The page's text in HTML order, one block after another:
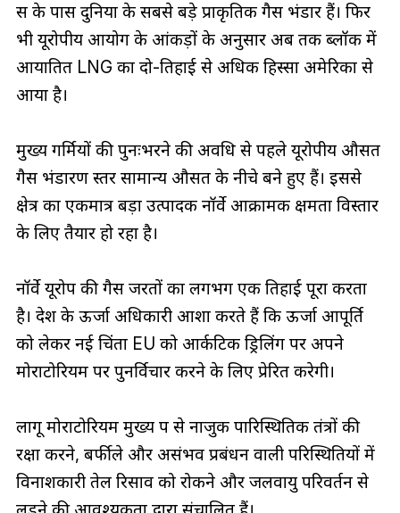
रूस के पास दुनिया के सबसे बड़े प्राकृतिक गैस भंडार हैं। फिर
भी यूरोपीय आयोग के आंकड़ों के अनुसार अब तक ब्लॉक में
आयातित LNG का दो-तिहाई से अधिक हिस्सा अमेरिका से
आया है।
मुख्य गर्मियों की पुनःभरने की अवधि से पहले यूरोपीय औसत
गैस भंडारण स्तर सामान्य औसत के नीचे बने हुए हैं। इससे
क्षेत्र का एकमात्र बड़ा उत्पादक नॉर्वे आक्रामक क्षमता विस्तार
के लिए तैयार हो रहा है।
नॉर्वे यूरोप की गैस जरूरतों का लगभग एक तिहाई पूरा करता
है। देश के ऊर्जा अधिकारी आशा करते हैं कि ऊर्जा आपूर्ति
को लेकर नई चिंता EU को आर्कटिक ड्रिलिंग पर अपने
मोराटोरियम पर पुनर्विचार करने के लिए प्रेरित करेगी।
लागू मोराटोरियम मुख्य रूप से नाजुक पारिस्थितिक तंत्रों की
रक्षा करने, बर्फीले और असंभव प्रबंधन वाली परिस्थितियों में
विनाशकारी तेल रिसाव को रोकने और जलवायु परिवर्तन से